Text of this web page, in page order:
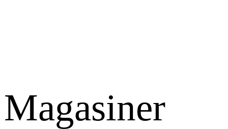
Magasiner